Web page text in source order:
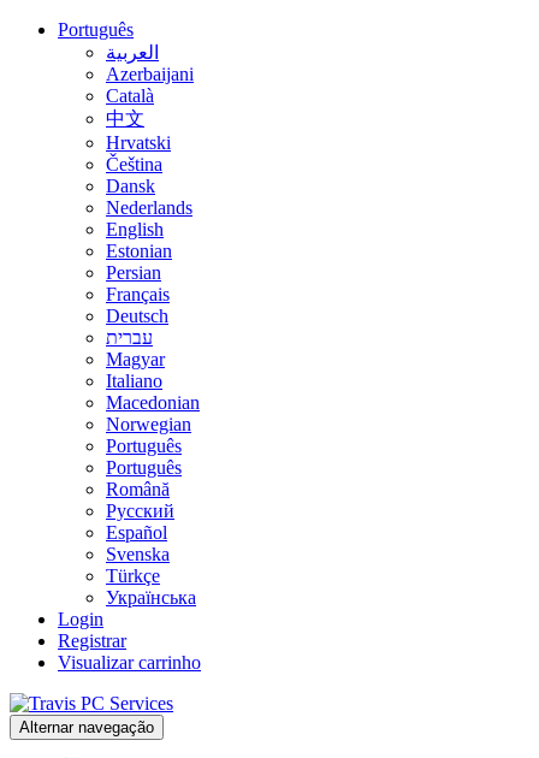
Português
العربية
Azerbaijani
Català
中文
Hrvatski
Čeština
Dansk
Nederlands
English
Estonian
Persian
Français
Deutsch
עברית
Magyar
Italiano
Macedonian
Norwegian
Português
Português
Română
Русский
Español
Svenska
Türkçe
Українська
Login
Registrar
Visualizar carrinho
Alternar navegação